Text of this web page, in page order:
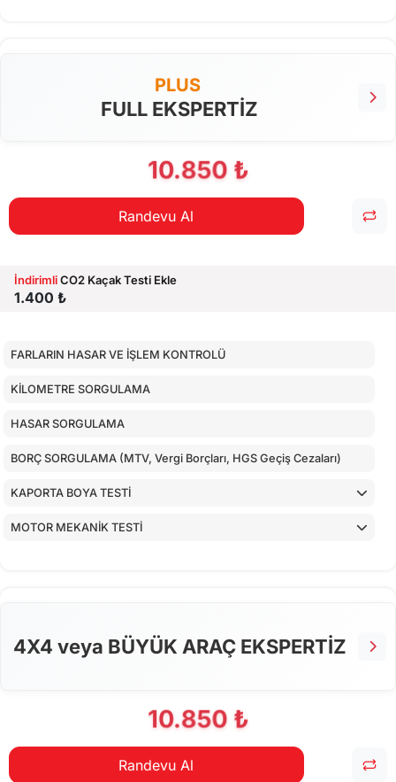
PLUS
FULL EKSPERTİZ
10.850 ₺
Randevu Al
İndirimliCO2 Kaçak Testi Ekle
1.400 ₺
FARLARIN HASAR VE İŞLEM KONTROLÜ
KİLOMETRE SORGULAMA
HASAR SORGULAMA
BORÇ SORGULAMA (MTV, Vergi Borçları, HGS Geçiş Cezaları)
KAPORTA BOYA TESTİ
MOTOR MEKANİK TESTİ
4X4 veya BÜYÜK ARAÇ EKSPERTİZ
10.850 ₺
Randevu Al